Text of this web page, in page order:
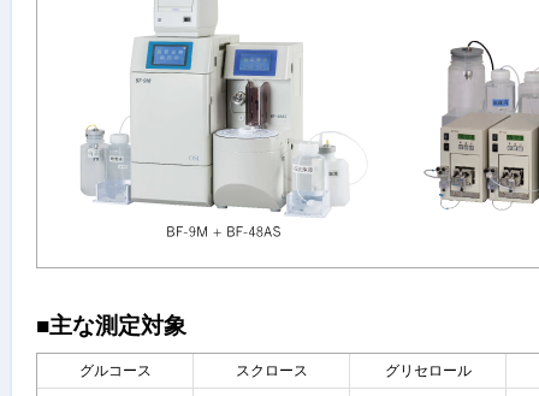
■主な測定対象
グルコース スクロース グリセロール